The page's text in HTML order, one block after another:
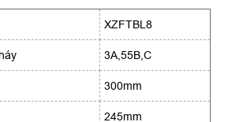
XZFTBL8
3A,55B,C
300mm
245mm